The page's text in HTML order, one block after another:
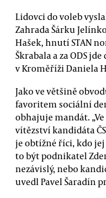
Lidovci do voleb
Zahrada Šárku
Hašek, hnutí STAN
Škrabala a za ODS
v Kroměříži Daniela
Jako ve většině
favoritem sociální
obhajuje mandát.
vítězství kandidáta
je obtížné říci, kdo
to být podnikatel
nezávislý, nebo
uvedl Pavel Šaradín